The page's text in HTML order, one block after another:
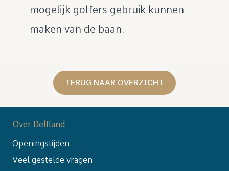
mogelijk golfers gebruik kunnen
maken van de baan.
TERUG NAAR OVERZICHT
Over Delfland
Openingstijden
Veel gestelde vragen